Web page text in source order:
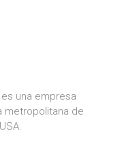
es una empresa
metropolitana de